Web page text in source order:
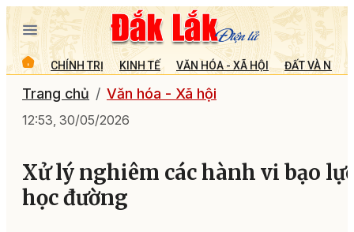
CHÍNH TRỊ KINH TẾ VĂN HÓA - XÃ HỘI ĐẤT VÀ
Trang chủ Văn hóa - Xã hội
12:53, 30/05/2026
Xử lý nghiêm các hành vi bạo
học đường